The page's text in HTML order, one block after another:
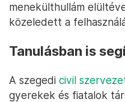
menekülthullám
közeledett a
Tanulásban is
A szegedi civil
gyerekek és fiatalok